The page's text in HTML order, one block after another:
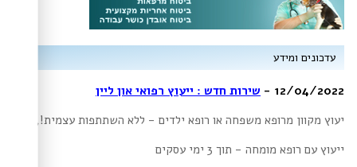
עדכונים ומידע
12/04/2022 -
שירות חדש : ייעוץ רפואי און ליין
יעוץ מקוון מרופא משפחה או רופא ילדים - ללא השתתפות עצמית!,
ייעוץ עם רופא מומחה - תוך 3 ימי עסקים